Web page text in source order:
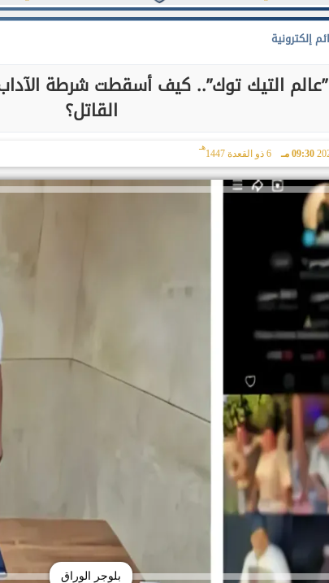
إلكترونية
التيك توك”.. كيف أسقطت شرطة الآداب
القاتل؟
09:30 مـ 6 ذو القعدة 1447
هـ
بلوجر الوراق